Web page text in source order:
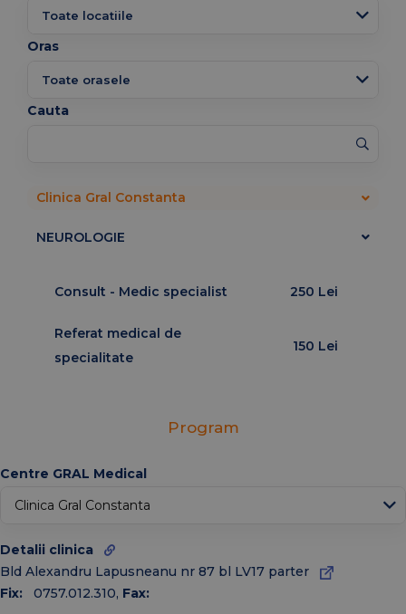
Oras
Cauta
Clinica Gral Constanta
NEUROLOGIE
Consult - Medic specialist 250 Lei
Referat medical de
specialitate
150 Lei
Program
Centre GRAL Medical
Detalii clinica
Bld Alexandru Lapusneanu nr 87 bl LV17 parter
Fix:
0757.012.310, Fax:
↑
Iul
Aug
2026 2025 2024